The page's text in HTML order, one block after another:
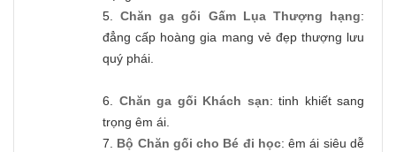
5.Chăn ga gối Gấm Lụa Thượng hạng:
đẳng cấp hoàng gia mang vẻ đẹp thượng lưu
quý phái.
6. Chăn ga gối Khách sạn: tinh khiết sang
trọng êm ái.
7. Bộ Chăn gối cho Bé đi học: êm ái siêu dễ